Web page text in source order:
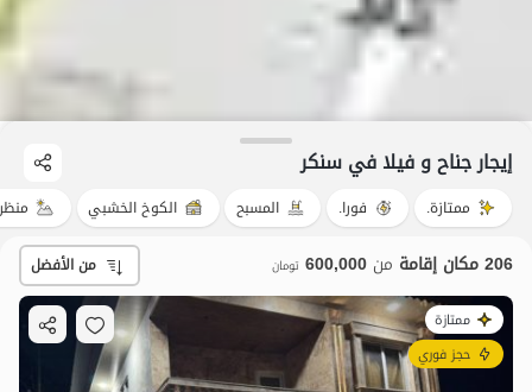
إيجار جناح و فيلا في سنکر
ممتازة. فورا. المسبح الكوخ الخشبي
206 مكان إقامة من 600,000 تومان من الأفضل
ممتازة
حجز فوري